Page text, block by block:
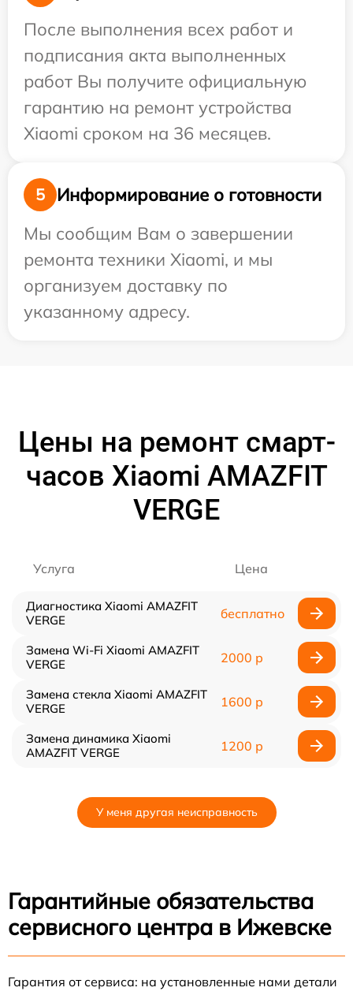
После выполнения всех работ и
подписания акта выполненных
работ Вы получите официальную
гарантию на ремонт устройства
Xiaomi сроком на 36 месяцев.
5
Информирование о готовности
Мы сообщим Вам о завершении
ремонта техники Xiaomi, и мы
организуем доставку по
указанному адресу.
Цены на ремонт смарт-
часов Xiaomi AMAZFIT
VERGE
Услуга Цена
Диагностика Xiaomi AMAZFIT
VERGE
бесплатно
Замена Wi-Fi Xiaomi AMAZFIT
VERGE
2000 р
Замена стекла Xiaomi AMAZFIT
VERGE
1600 р
Замена динамика Xiaomi
AMAZFIT VERGE
1200 р
У меня другая неисправность
Гарантийные обязательства
сервисного центра в Ижевске
Гарантия от сервиса: на установленные нами детали